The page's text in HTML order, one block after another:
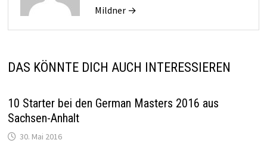
Mildner →
DAS KÖNNTE DICH AUCH INTERESSIEREN
10 Starter bei den German Masters 2016 aus
Sachsen-Anhalt
30. Mai 2016